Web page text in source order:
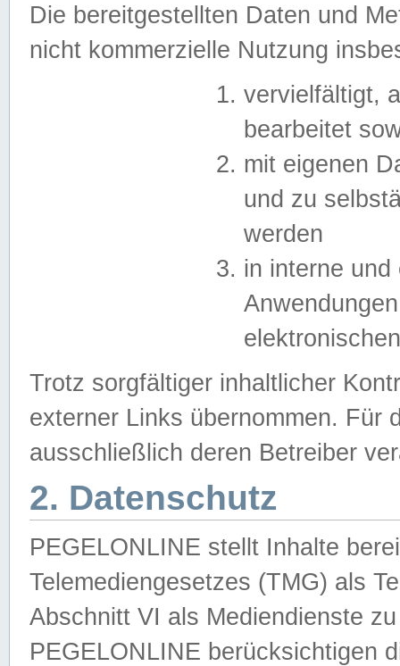
Die bereitgestellten Daten und
nicht kommerzielle Nutzung
vervielfältigt,
bearbeitet
mit eigenen
und zu
werden
in interne
Trotz sorgfältiger inhaltlicher
externer Links übernommen. Für
ausschließlich deren Betreiber
2. Datenschutz
PEGELONLINE stellt Inhalte
Telemediengesetzes (TMG) als
Abschnitt VI als Mediendienste
PEGELONLINE berücksichtigen